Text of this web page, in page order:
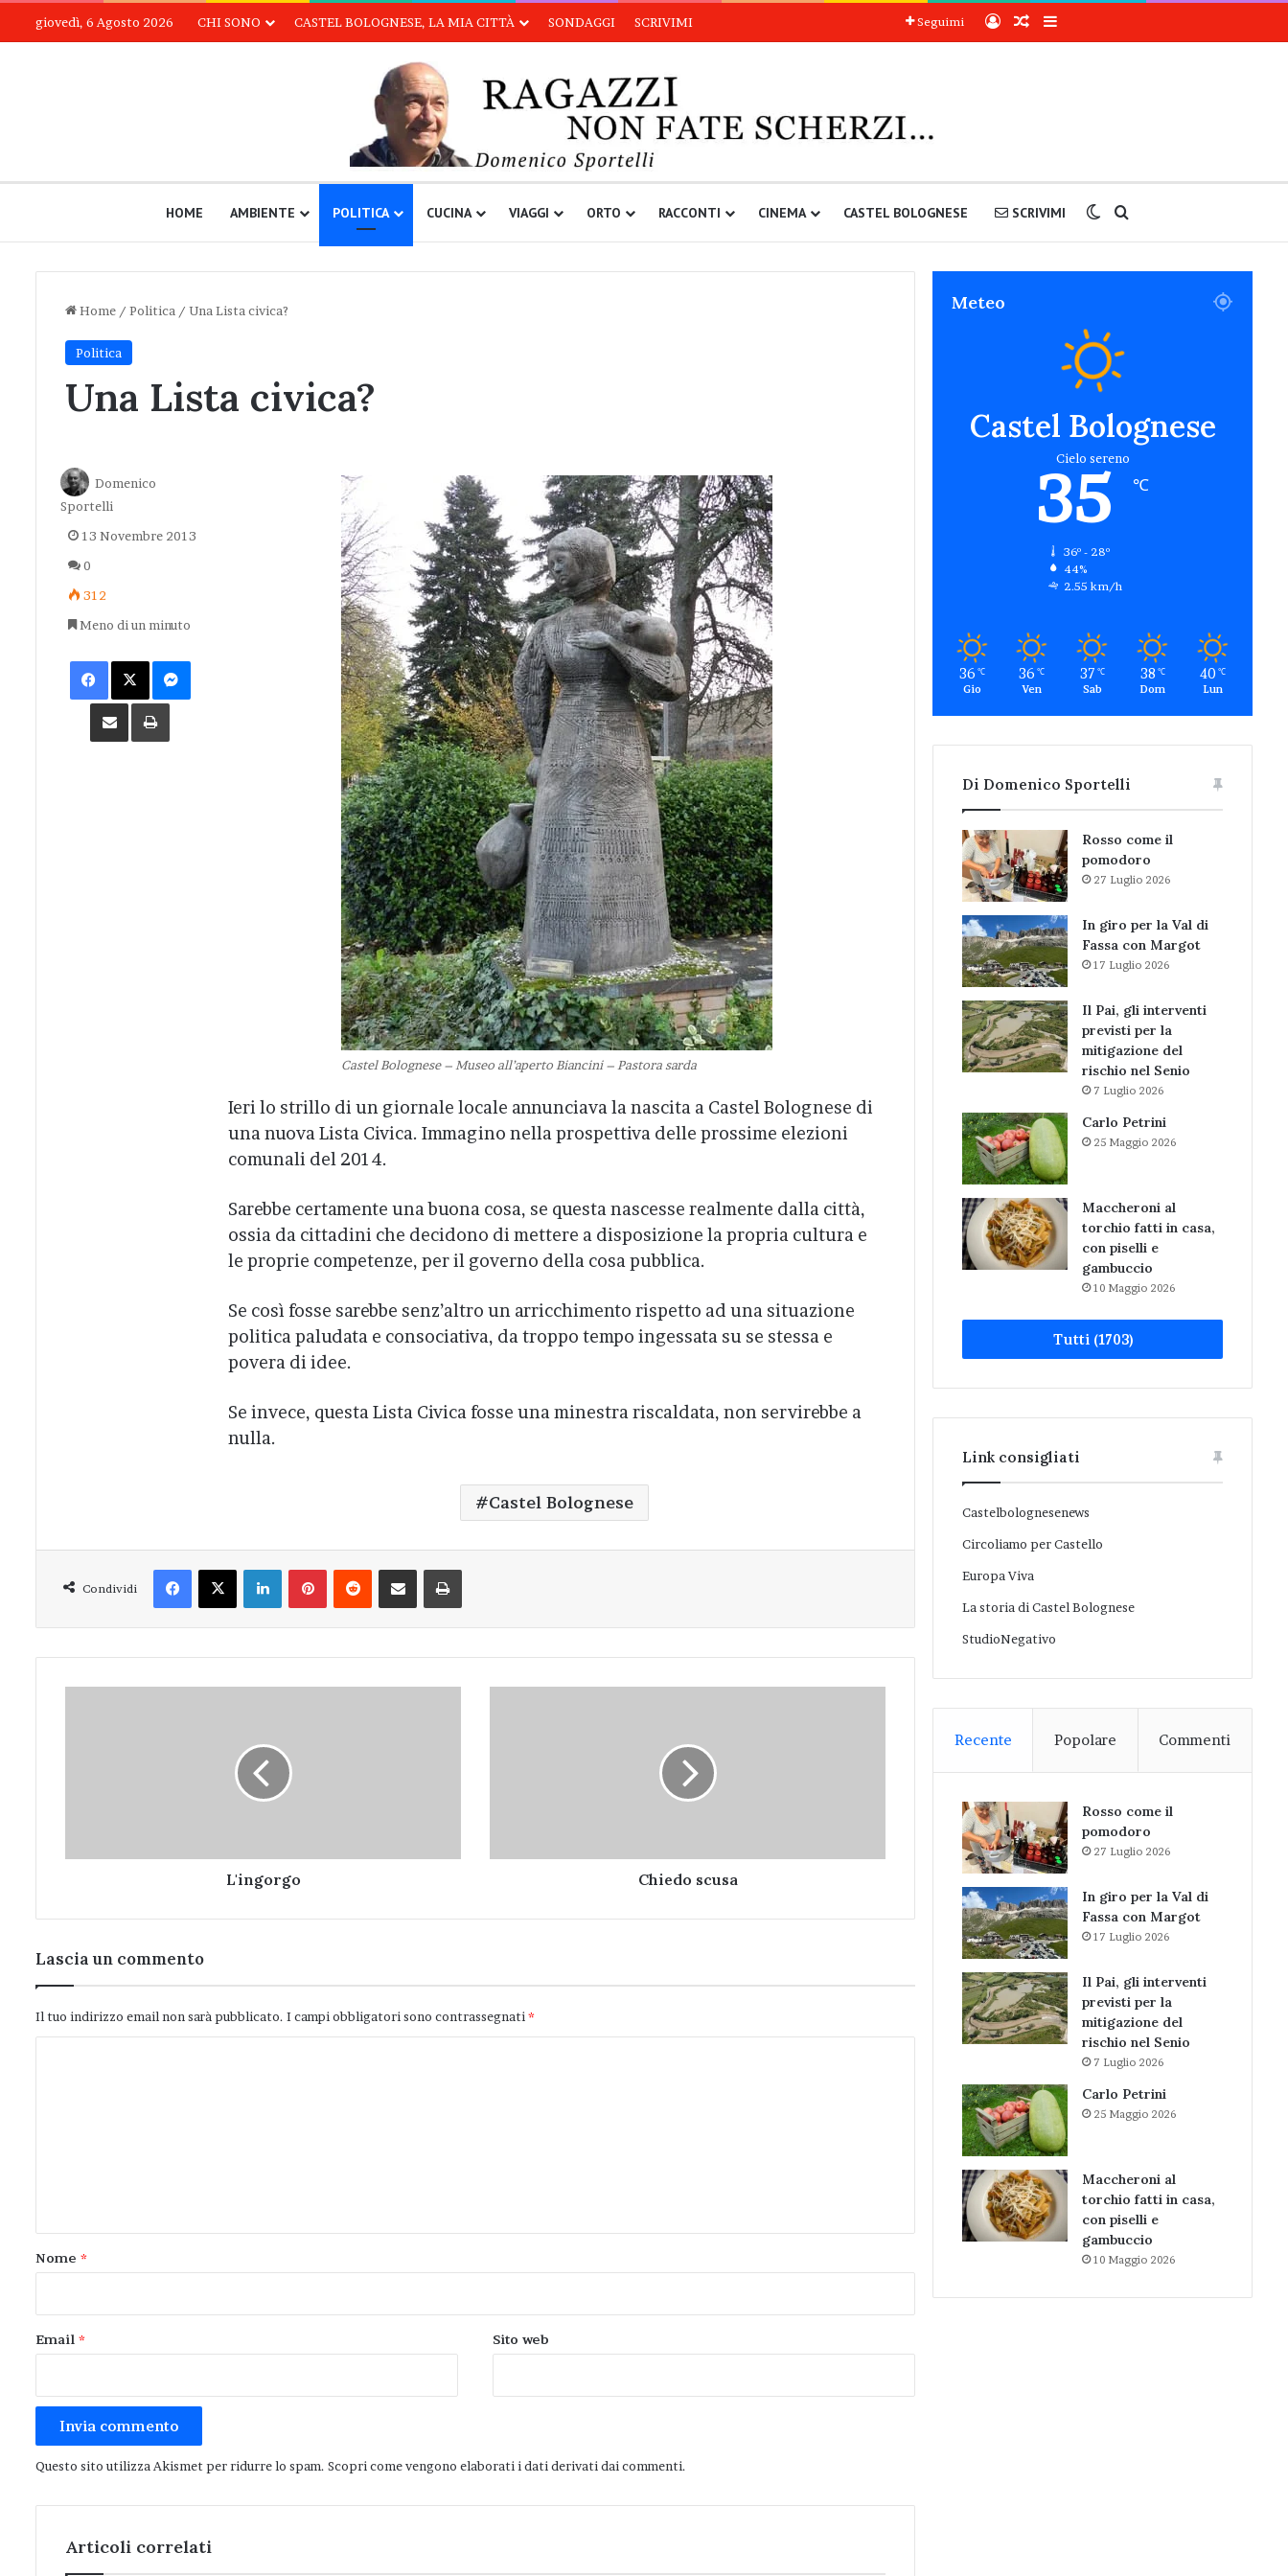
giovedì, 6 Agosto 2026 CHI SONO CASTEL BOLOGNESE, LA MIA CITTÀ SONDAGGI SCRIVIMI Seguimi AccediArticoli a sorpresa
Barra laterale
HOME AMBIENTE POLITICA CUCINA VIAGGI ORTO RACCONTI CINEMA CASTEL BOLOGNESE SCRIVIMI Cambia aspetto
Home / Politica / Una Lista civica?
Politica
Una Lista civica?
Castel Bolognese – Museo all’aperto Biancini – Pastora sarda
Ieri lo strillo di un giornale locale annunciava la nascita a Castel Bolognese di
una nuova Lista Civica. Immagino nella prospettiva delle prossime elezioni
comunali del 2014.
Sarebbe certamente una buona cosa, se questa nascesse realmente dalla città,
ossia da cittadini che decidono di mettere a disposizione la propria cultura e
le proprie competenze, per il governo della cosa pubblica.
Se così fosse sarebbe senz’altro un arricchimento rispetto ad una situazione
politica paludata e consociativa, da troppo tempo ingessata su se stessa e
povera di idee.
Se invece, questa Lista Civica fosse una minestra riscaldata, non servirebbe a
nulla.
Castel Bolognese
Domenico
Sportelli
13 Novembre 2013
0
312
Meno di un minuto
Facebook
X Messenger
Condividi via Email Stampa
Condividi
Facebook
X LinkedInPinterestReddit Condividi via Email Stampa
L'ingorgo Chiedo scusa
Lascia un commento
Il tuo indirizzo email non sarà pubblicato. I campi obbligatori sono contrassegnati *
o
Nome *
Email * Sito web
Questo sito utilizza Akismet per ridurre lo spam. Scopri come vengono elaborati i dati derivati dai commenti.
Articoli correlati
Meteo
Castel Bolognese
Cielo sereno
35 ℃
36º - 28º
44%
2.55 km/h
36 ℃
Gio
36 ℃
Ven
37 ℃
Sab
38 ℃
Dom
40 ℃
Lun
Di Domenico Sportelli
Rosso come il
pomodoro
27 Luglio 2026
In giro per la Val di
Fassa con Margot
17 Luglio 2026
Il Pai, gli interventi
previsti per la
mitigazione del
rischio nel Senio
7 Luglio 2026
Carlo Petrini
25 Maggio 2026
Maccheroni al
torchio fatti in casa,
con piselli e
gambuccio
10 Maggio 2026
Tutti (1703)
Link consigliati
Castelbolognesenews
Circoliamo per Castello
Europa Viva
La storia di Castel Bolognese
StudioNegativo
Recente Popolare Commenti
Rosso come il
pomodoro
27 Luglio 2026
In giro per la Val di
Fassa con Margot
17 Luglio 2026
Il Pai, gli interventi
previsti per la
mitigazione del
rischio nel Senio
7 Luglio 2026
Carlo Petrini
25 Maggio 2026
Maccheroni al
torchio fatti in casa,
con piselli e
gambuccio
10 Maggio 2026